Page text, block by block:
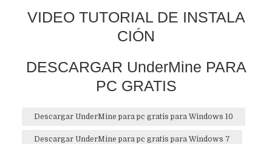
VIDEO TUTORIAL DE INSTALA
CIÓN
DESCARGAR UnderMine PARA
PC GRATIS
Descargar UnderMine para pc gratis para Windows 10
Descargar UnderMine para pc gratis para Windows 7